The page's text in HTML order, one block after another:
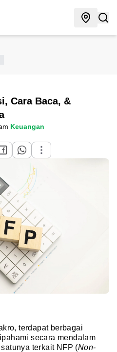
Cara Baca, &
Keuangan
terdapat berbagai
secara mendalam
terkait NFP (Non-